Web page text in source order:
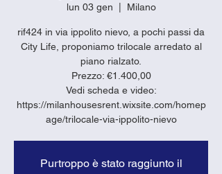
lun 03 gen Milano
rif424 in via ippolito nievo, a pochi passi da
City Life, proponiamo trilocale arredato al
piano rialzato.
Prezzo: €1.400,00
Vedi scheda e video:
https://milanhousesrent.wixsite.com/homep
age/trilocale-via-ippolito-nievo
Purtroppo è stato raggiunto il